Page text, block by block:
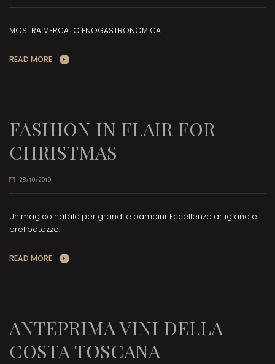
MOSTRA MERCATO ENOGASTRONOMICA
READ MORE
FASHION IN FLAIR FOR
CHRISTMAS
28/10/2019
Un magico natale per grandi e bambini. Eccellenze artigiane e
prelibatezze.
READ MORE
ANTEPRIMA VINI DELLA
COSTA TOSCANA